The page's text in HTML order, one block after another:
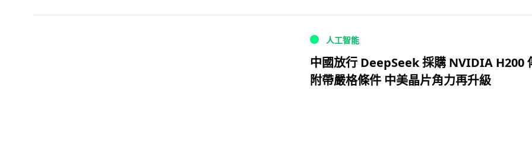
人工智能
中國放行 DeepSeek 採購 NVIDIA H200
附帶嚴格條件 中美晶片角力再升級